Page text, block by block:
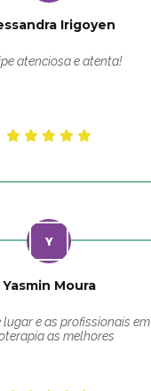
Irigoyen
atenciosa e atenta!
Yasmin Moura
lugar e as profissionais em
as melhores